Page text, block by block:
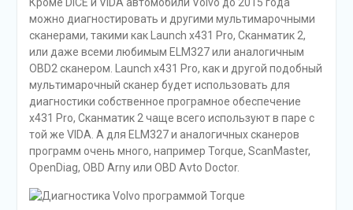
Кроме DICE и VIDA автомобили Volvo до 2015 года
можно диагностировать и другими мультимарочными
сканерами, такими как Launch x431 Pro, Сканматик 2,
или даже всеми любимым ELM327 или аналогичным
OBD2 сканером. Launch x431 Pro, как и другой подобный
мультимарочный сканер будет использовать для
диагностики собственное програмное обеспечение
x431 Pro, Сканматик 2 чаще всего используют в паре с
той же VIDA. А для ELM327 и аналогичных сканеров
программ очень много, например Torque, ScanMaster,
OpenDiag, OBD Arny или OBD Avto Doctor.